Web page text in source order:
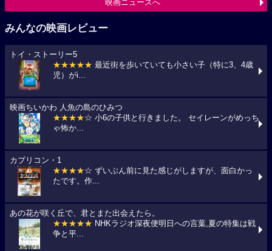
映画ニュースへ
みんなの映画レビュー
トイ・ストーリー5
★★★★★ 最近街を歩いていても小さい子（特に3、4歳
児）がi...
映画ちいかわ 人魚の島のひみつ
★★★★☆ 小6の子供と行きました。 セイレーンがめっち
ゃ怖か...
カプリコン・1
★★★★☆ ずいぶん前に見た感じがしますが、面白かっ
たです。作...
あの花が咲く丘で、君とまた出会えたら。
★★★★★ NHKラジオ深夜便明日への言葉,夏の特集は戦
争と平...